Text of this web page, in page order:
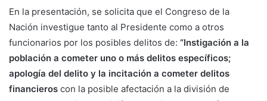
En la presentación, se solicita que el Congreso de la
Nación investigue tanto al Presidente como a otros
funcionarios por los posibles delitos de: “Instigación a la
población a cometer uno o más delitos específicos;
apología del delito y la incitación a cometer delitos
financieros con la posible afectación a la división de